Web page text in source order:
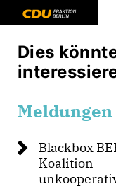
Dies
Meldungen
Blackbox
Koalition